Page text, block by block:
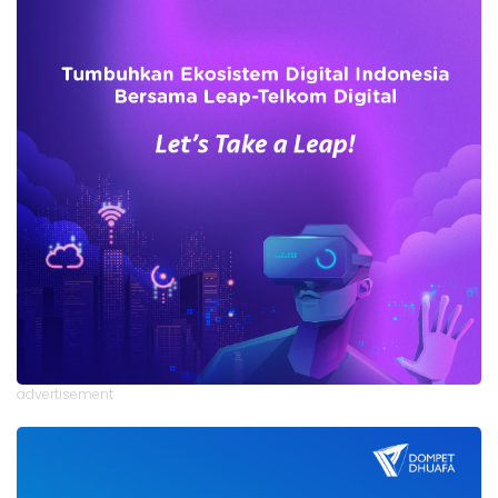
advertisement